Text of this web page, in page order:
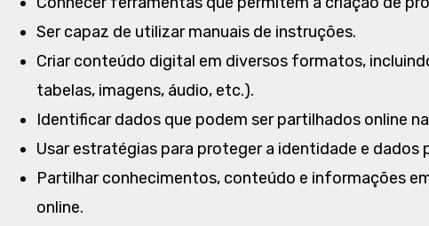
Ser capaz de utilizar manuais de instruções.
Criar conteúdo digital em diversos formatos,
tabelas, imagens, áudio, etc.).
Identificar dados que podem ser partilhados online
Usar estratégias para proteger a identidade e dados
Partilhar conhecimentos, conteúdo e informações
online.